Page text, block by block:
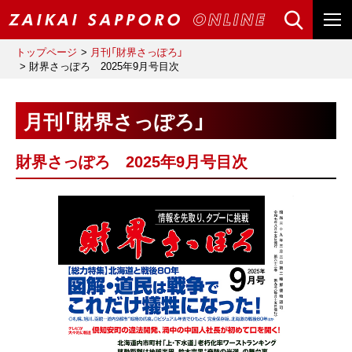
トップページ
月刊「財界さっぽろ」
財界さっぽろ 2025年9月号目次
月刊「財界さっぽろ」
財界さっぽろ 2025年9月号目次